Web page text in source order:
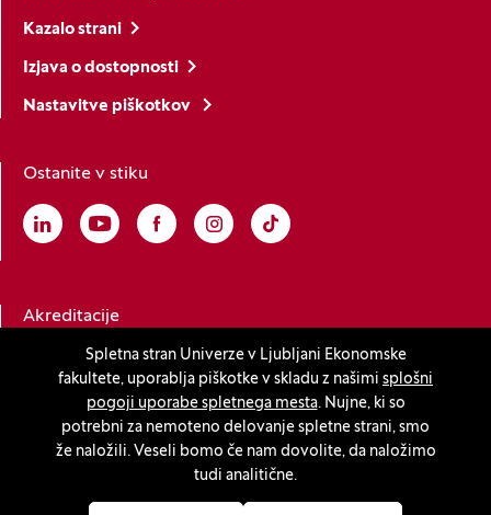
Spletna stran Univerze v Ljubljani Ekonomske
fakultete, uporablja piškotke v skladu z našimi splošni
pogoji uporabe spletnega mesta. Nujne, ki so
potrebni za nemoteno delovanje spletne strani, smo
že naložili. Veseli bomo če nam dovolite, da naložimo
tudi analitične.
Kazalo strani
Izjava o dostopnosti
Nastavitve piškotkov
Ostanite v stiku
Linkedin
(Odpre se v novem oknu)
Youtube
(Odpre se v novem oknu)
Facebook
(Odpre se v novem oknu)
Instagram
(Odpre se v novem oknu)
TikTok
(Odpre se v novem oknu)
Akreditacije
(Odpre se v novem oknu)